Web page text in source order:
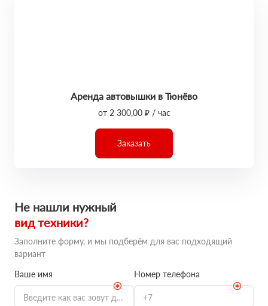
Аренда автовышки в Тюнёво
от 2 300,00 ₽ / час
Заказать
Не нашли нужный
вид техники?
Заполните форму, и мы подберём для вас подходящий
вариант
Ваше имя
Номер телефона